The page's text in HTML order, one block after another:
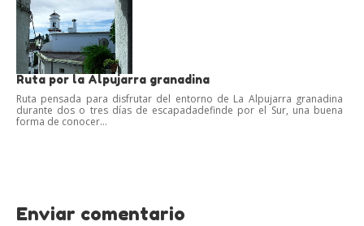
Ruta por la Alpujarra granadina
Ruta pensada para disfrutar del entorno de La Alpujarra granadina
durante dos o tres días de escapadadefinde por el Sur, una buena
forma de conocer...
Enviar comentario